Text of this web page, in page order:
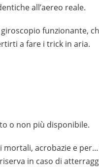
all’aereo reale.
funzionante,
a fare i trick in aria.
o non più disponibile.
acrobazie e
in caso di